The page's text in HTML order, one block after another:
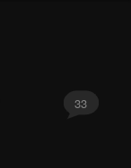
33